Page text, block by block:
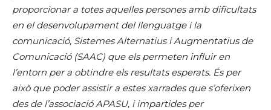
proporcionar a totes aquelles persones amb dificultats
en el desenvolupament del llenguatge i la
comunicació, Sistemes Alternatius i Augmentatius de
Comunicació (SAAC) que els permeten influir en
l’entorn per a obtindre els resultats esperats. És per
això que poder assistir a estes xarrades que s’oferixen
des de l’associació APASU, i impartides per